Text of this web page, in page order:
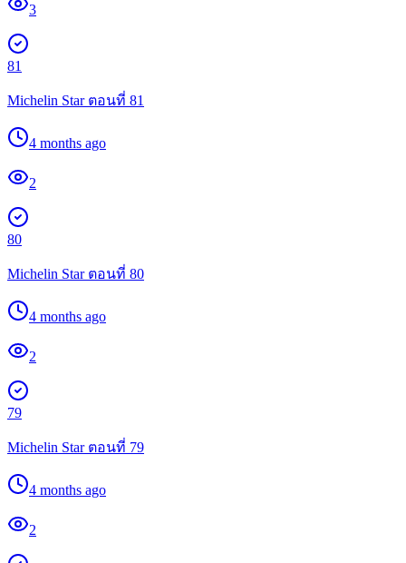
3
81
Michelin Star ตอนที่ 81
4 months ago
2
80
Michelin Star ตอนที่ 80
4 months ago
2
79
Michelin Star ตอนที่ 79
4 months ago
2